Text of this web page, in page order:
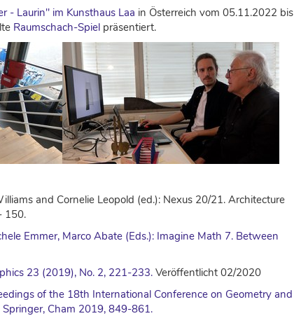
- Laurin" im Kunsthaus Laa in Österreich vom 05.11.2022 bis
Raumschach-Spiel präsentiert.
and Cornelie Leopold (ed.): Nexus 20/21. Architecture
150.
Emmer, Marco Abate (Eds.): Imagine Math 7. Between
23 (2019), No. 2, 221-233.Veröffentlicht 02/2020
of the 18th International Conference on Geometry and
Cham 2019, 849-861.